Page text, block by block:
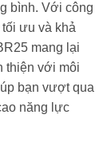
bình. Với công
ưu và khả
mang lại
thiện với môi
bạn vượt qua
năng lực